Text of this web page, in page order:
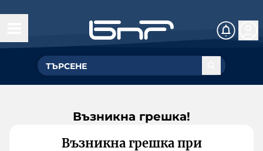
Възникна грешка!
Възникна грешка при